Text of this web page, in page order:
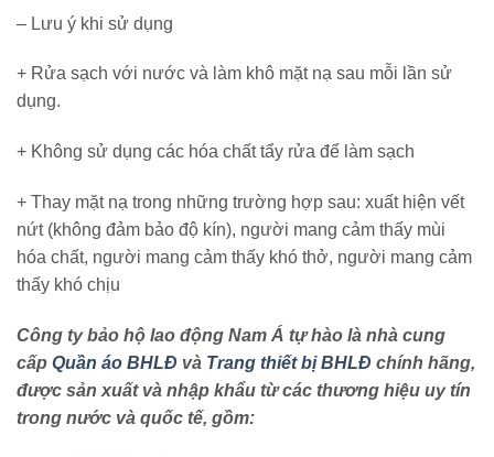
– Lưu ý khi sử dụng
+ Rửa sạch với nước và làm khô mặt nạ sau mỗi lần sử
dụng.
+ Không sử dụng các hóa chất tẩy rửa để làm sạch
+ Thay mặt nạ trong những trường hợp sau: xuất hiện vết
nứt (không đảm bảo độ kín), người mang cảm thấy mùi
hóa chất, người mang cảm thấy khó thở, người mang cảm
thấy khó chịu
Công ty bảo hộ lao động Nam Á tự hào là nhà cung
cấp Quần áo BHLĐ và Trang thiết bị BHLĐ chính hãng,
được sản xuất và nhập khẩu từ các thương hiệu uy tín
trong nước và quốc tế, gồm: